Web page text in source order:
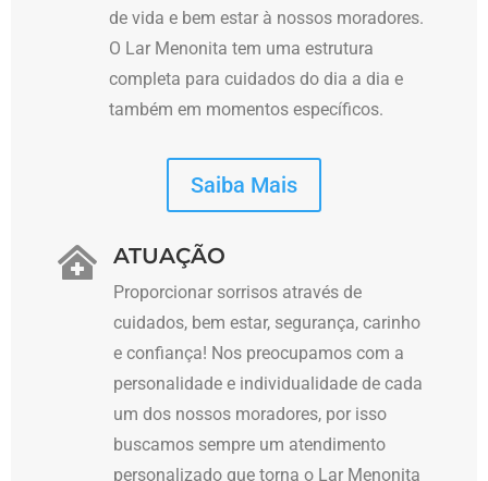
de vida e bem estar à nossos moradores.
O Lar Menonita tem uma estrutura
completa para cuidados do dia a dia e
também em momentos específicos.
Saiba Mais
 ATUAÇÃO
Proporcionar sorrisos através de
cuidados, bem estar, segurança, carinho
e confiança! Nos preocupamos com a
personalidade e individualidade de cada
um dos nossos moradores, por isso
buscamos sempre um atendimento
personalizado que torna o Lar Menonita